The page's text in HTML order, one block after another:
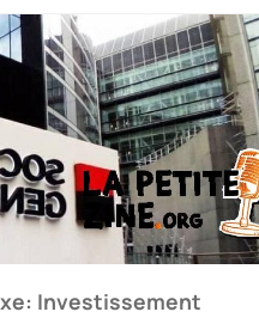
Investissement